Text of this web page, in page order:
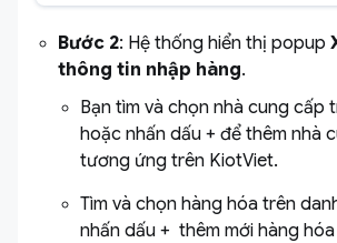
Bước 2: Hệ thống hiển thị popup
thông tin nhập hàng.
Bạn tìm và chọn nhà cung cấp
hoặc nhấn dấu + để thêm nhà
tương ứng trên KiotViet.
Tìm và chọn hàng hóa trên
nhấn dấu + thêm mới hàng